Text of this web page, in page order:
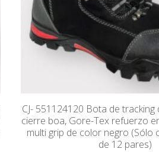
CJ- 551124120 Bota de
cierre boa, Gore-Tex refuerzo
multi grip de color negro (Sólo
de 12 pares)